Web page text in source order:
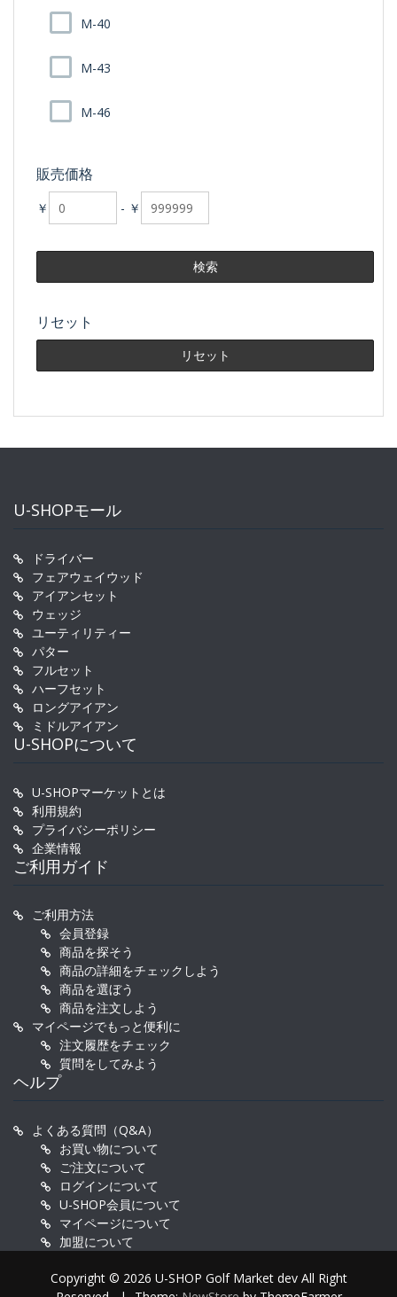
M-40
M-43
M-46
販売価格
￥ - ￥
リセット
U-SHOPモール
ドライバー
フェアウェイウッド
アイアンセット
ウェッジ
ユーティリティー
パター
フルセット
ハーフセット
ロングアイアン
ミドルアイアン
U-SHOPについて
U-SHOPマーケットとは
利用規約
プライバシーポリシー
企業情報
ご利用ガイド
ご利用方法
会員登録
商品を探そう
商品の詳細をチェックしよう
商品を選ぼう
商品を注文しよう
マイページでもっと便利に
注文履歴をチェック
質問をしてみよう
ヘルプ
よくある質問（Q&A）
お買い物について
ご注文について
ログインについて
U-SHOP会員について
マイページについて
加盟について
Copyright © 2026 U-SHOP Golf Market dev All Right